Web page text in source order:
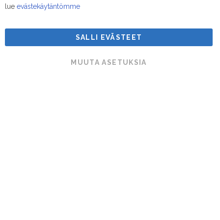
Suodatinmestarit © 2026
lue evästekäytäntömme
SALLI EVÄSTEET
MUUTA ASETUKSIA